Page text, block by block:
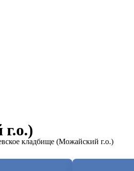
кладбище (Можайский г.о.)